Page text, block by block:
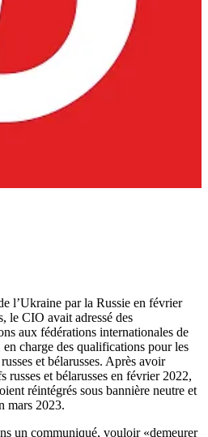
l’Ukraine par la Russie en février
le CIO avait adressé des
aux fédérations internationales de
charge des qualifications pour les
et bélarusses. Après avoir
russes et bélarusses en février 2022,
réintégrés sous bannière neutre et
mars 2023.
un communiqué, vouloir «demeurer